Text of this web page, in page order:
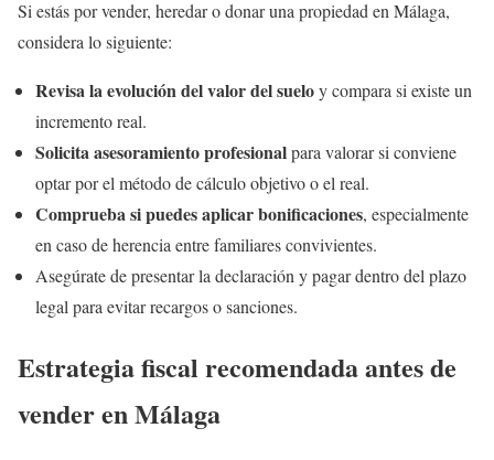
Si estás por vender, heredar o donar una propiedad en Málaga,
considera lo siguiente:
Revisa la evolución del valor del sueloy compara si existe un
incremento real.
Solicita asesoramiento profesionalpara valorar si conviene
optar por el método de cálculo objetivo o el real.
Comprueba si puedes aplicar bonificaciones, especialmente
en caso de herencia entre familiares convivientes.
Asegúrate de presentar la declaración y pagar dentro del plazo
legal para evitar recargos o sanciones.
Estrategia fiscal recomendada antes de
vender en Málaga